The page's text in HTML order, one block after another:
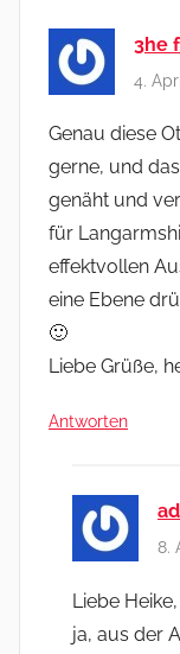
3he
4.
Genau diese
gerne, und
genäht und
für
effektvollen
eine Ebene
🙂
Liebe Grüße,
Antworten
8.
Liebe Heike,
ja, aus der